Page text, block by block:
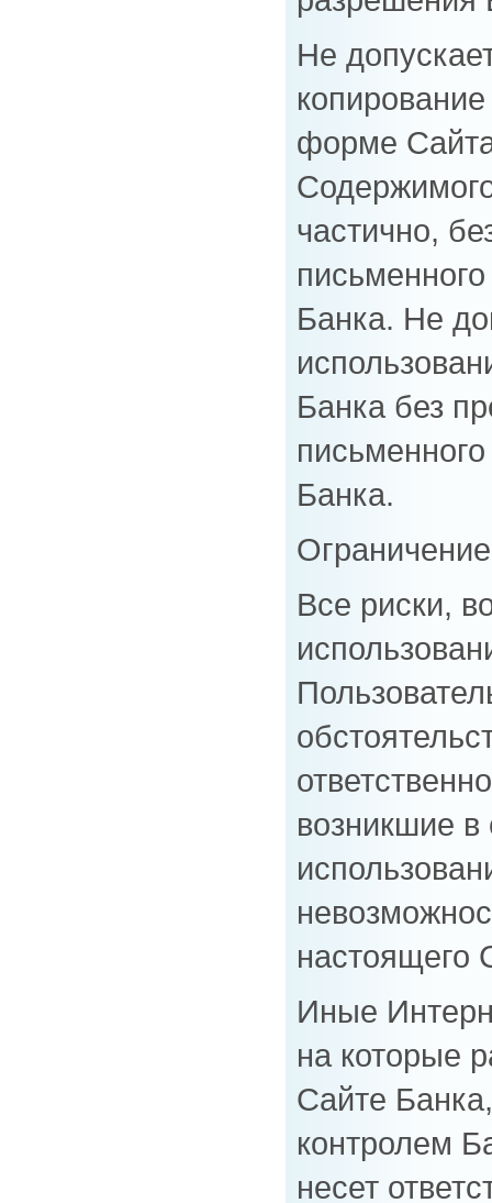
Не
форме
частично,
Банка. Не
Банка без
Банка.
Все риски,
возникшие в
настоящего
Иные
на которые
Сайте
контролем
несет